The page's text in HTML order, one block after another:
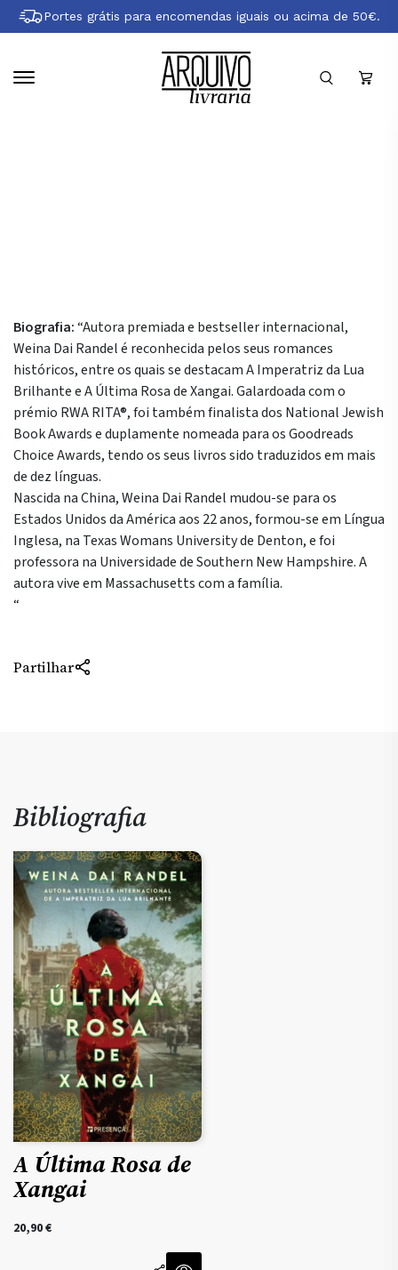
Pular
para
principal
Portes grátis para encomendas iguais ou acima de 50€.
Biografia:“Autora premiada e bestseller internacional,
Weina Dai Randel é reconhecida pelos seus romances
históricos, entre os quais se destacam A Imperatriz da Lua
Brilhante e A Última Rosa de Xangai. Galardoada com o
prémio RWA RITA®, foi também finalista dos National Jewish
Book Awards e duplamente nomeada para os Goodreads
Choice Awards, tendo os seus livros sido traduzidos em mais
de dez línguas.
Nascida na China, Weina Dai Randel mudou-se para os
Estados Unidos da América aos 22 anos, formou-se em Língua
Inglesa, na Texas Womans University de Denton, e foi
professora na Universidade de Southern New Hampshire. A
autora vive em Massachusetts com a família.
“
Partilhar
Bibliografia
A Última Rosa de
Xangai
20,90€